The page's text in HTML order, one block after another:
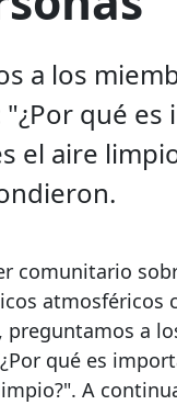
a los
qué
el aire
comunitario
atmosféricos
preguntamos a
qué es
A